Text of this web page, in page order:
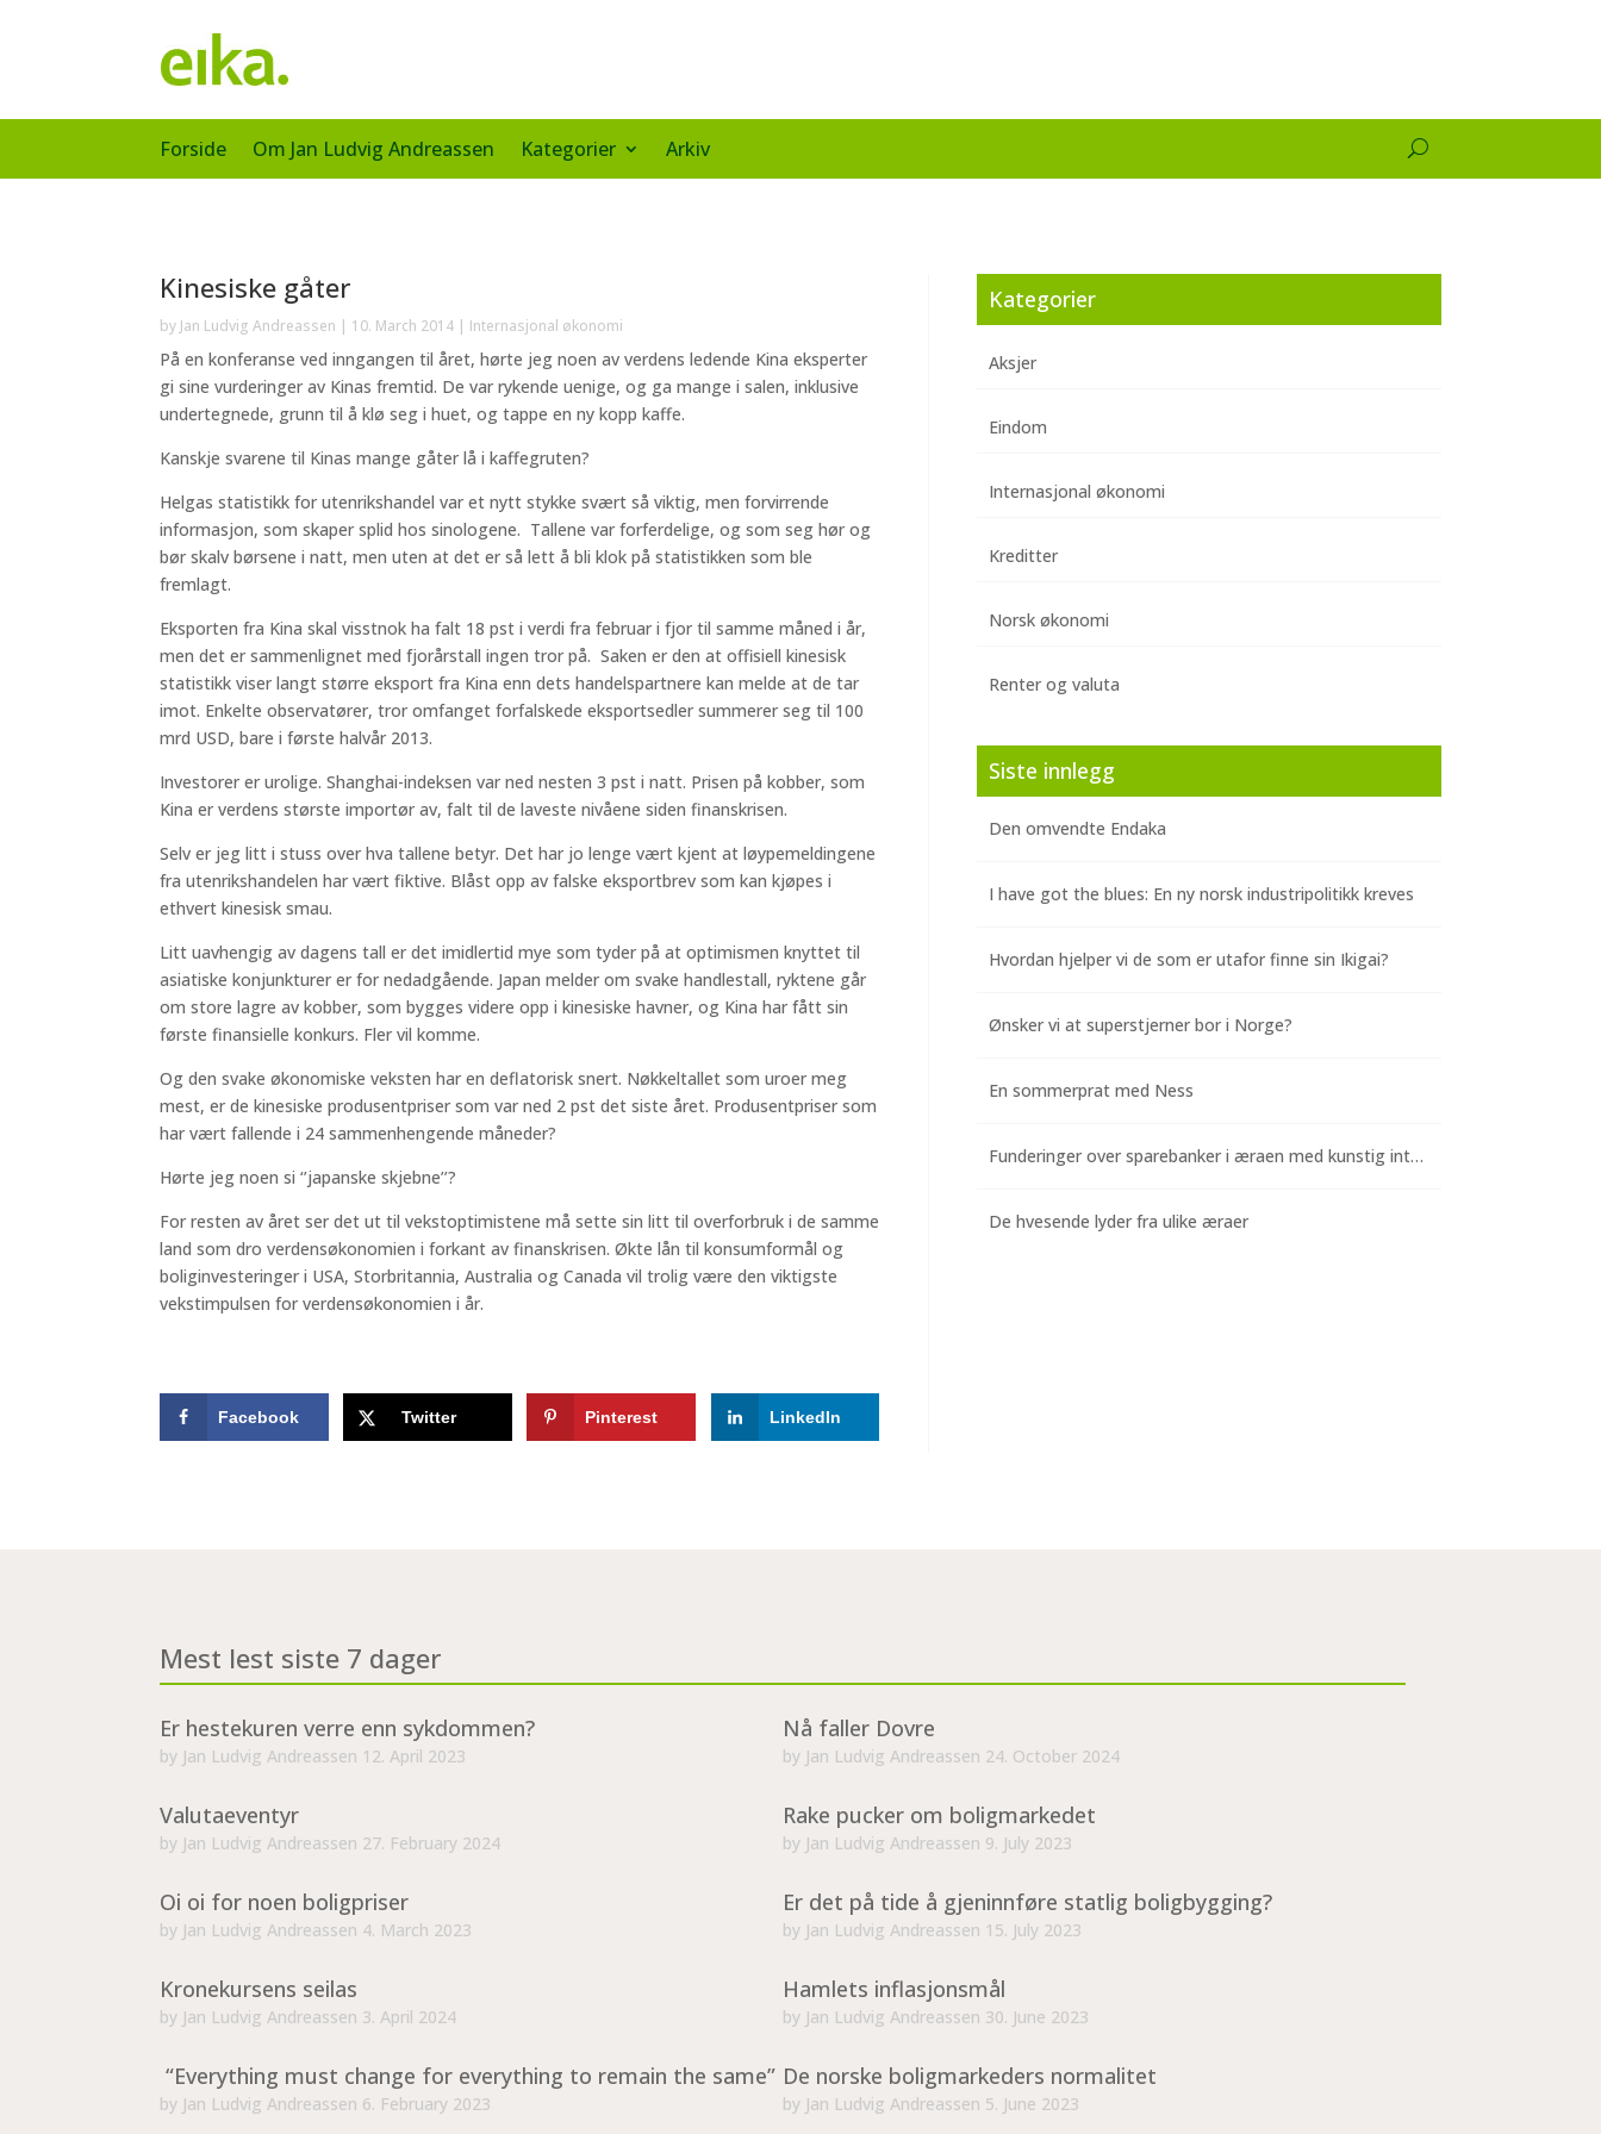
Forside Om Jan Ludvig Andreassen Kategorier Arkiv
Kinesiske gåter
by Jan Ludvig Andreassen | 10. March 2014 | Internasjonal økonomi
På en konferanse ved inngangen til året, hørte jeg noen av verdens ledende Kina eksperter
gi sine vurderinger av Kinas fremtid. De var rykende uenige, og ga mange i salen, inklusive
undertegnede, grunn til å klø seg i huet, og tappe en ny kopp kaffe.
Kanskje svarene til Kinas mange gåter lå i kaffegruten?
Helgas statistikk for utenrikshandel var et nytt stykke svært så viktig, men forvirrende
informasjon, som skaper splid hos sinologene. Tallene var forferdelige, og som seg hør og
bør skalv børsene i natt, men uten at det er så lett å bli klok på statistikken som ble
fremlagt.
Eksporten fra Kina skal visstnok ha falt 18 pst i verdi fra februar i fjor til samme måned i år,
men det er sammenlignet med fjorårstall ingen tror på. Saken er den at offisiell kinesisk
statistikk viser langt større eksport fra Kina enn dets handelspartnere kan melde at de tar
imot. Enkelte observatører, tror omfanget forfalskede eksportsedler summerer seg til 100
mrd USD, bare i første halvår 2013.
Investorer er urolige. Shanghai-indeksen var ned nesten 3 pst i natt. Prisen på kobber, som
Kina er verdens største importør av, falt til de laveste nivåene siden finanskrisen.
Selv er jeg litt i stuss over hva tallene betyr. Det har jo lenge vært kjent at løypemeldingene
fra utenrikshandelen har vært fiktive. Blåst opp av falske eksportbrev som kan kjøpes i
ethvert kinesisk smau.
Litt uavhengig av dagens tall er det imidlertid mye som tyder på at optimismen knyttet til
asiatiske konjunkturer er for nedadgående. Japan melder om svake handlestall, ryktene går
om store lagre av kobber, som bygges videre opp i kinesiske havner, og Kina har fått sin
første finansielle konkurs. Fler vil komme.
Og den svake økonomiske veksten har en deflatorisk snert. Nøkkeltallet som uroer meg
mest, er de kinesiske produsentpriser som var ned 2 pst det siste året. Produsentpriser som
har vært fallende i 24 sammenhengende måneder?
Hørte jeg noen si ‘’japanske skjebne’’?
For resten av året ser det ut til vekstoptimistene må sette sin litt til overforbruk i de samme
land som dro verdensøkonomien i forkant av finanskrisen. Økte lån til konsumformål og
boliginvesteringer i USA, Storbritannia, Australia og Canada vil trolig være den viktigste
vekstimpulsen for verdensøkonomien i år.
Facebook Twitter Pinterest LinkedIn
Kategorier
Aksjer
Eindom
Internasjonal økonomi
Kreditter
Norsk økonomi
Renter og valuta
Siste innlegg
Den omvendte Endaka
I have got the blues: En ny norsk industripolitikk kreves
Hvordan hjelper vi de som er utafor finne sin Ikigai?
Ønsker vi at superstjerner bor i Norge?
En sommerprat med Ness
Funderinger over sparebanker i æraen med kunstig intelligens
De hvesende lyder fra ulike æraer
Mest lest siste 7 dager
Er hestekuren verre enn sykdommen?
by Jan Ludvig Andreassen 12. April 2023
Nå faller Dovre
by Jan Ludvig Andreassen 24. October 2024
Valutaeventyr
by Jan Ludvig Andreassen 27. February 2024
Rake pucker om boligmarkedet
by Jan Ludvig Andreassen 9. July 2023
Oi oi for noen boligpriser
by Jan Ludvig Andreassen 4. March 2023
Er det på tide å gjeninnføre statlig boligbygging?
by Jan Ludvig Andreassen 15. July 2023
Kronekursens seilas
by Jan Ludvig Andreassen 3. April 2024
Hamlets inflasjonsmål
by Jan Ludvig Andreassen 30. June 2023
“Everything must change for everything to remain the same”
by Jan Ludvig Andreassen 6. February 2023
De norske boligmarkeders normalitet
by Jan Ludvig Andreassen 5. June 2023